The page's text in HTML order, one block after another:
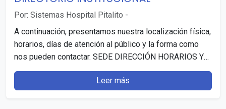
Por: Sistemas Hospital Pitalito -
A continuación, presentamos nuestra localización física,
horarios, días de atención al público y la forma como
nos pueden contactar. SEDE DIRECCIÓN HORARIOS Y
DÍAS…
Leer más